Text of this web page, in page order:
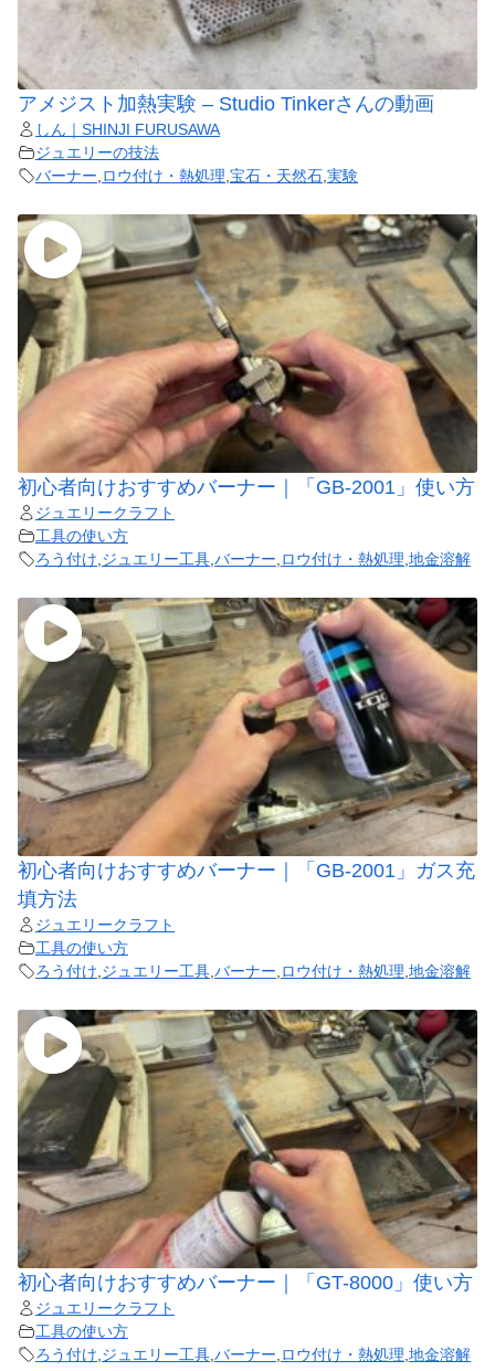
アメジスト加熱実験 – Studio Tinkerさんの動画
しん｜SHINJI FURUSAWA
ジュエリーの技法
バーナー ロウ付け・熱処理 宝石・天然石 実験
初心者向けおすすめバーナー｜「GB-2001」使い方
ジュエリークラフト
工具の使い方
ろう付け ジュエリー工具 バーナー ロウ付け・熱処理 地金溶解
初心者向けおすすめバーナー｜「GB-2001」ガス充
填方法
ジュエリークラフト
工具の使い方
ろう付け ジュエリー工具 バーナー ロウ付け・熱処理 地金溶解
初心者向けおすすめバーナー｜「GT-8000」使い方
ジュエリークラフト
工具の使い方
ろう付け ジュエリー工具 バーナー ロウ付け・熱処理 地金溶解